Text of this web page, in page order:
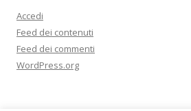
Accedi
Feed dei contenuti
Feed dei commenti
WordPress.org